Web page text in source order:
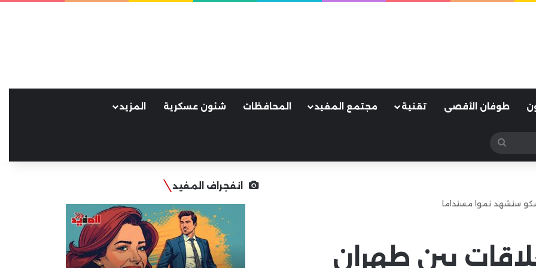
طوفان الأقصى تقنية مجتمع المفيد المحافظات شئون عسكرية المزيد
بحث
عن
ستشهد نموا مستداما
بين طهران
انفجراف المفيد